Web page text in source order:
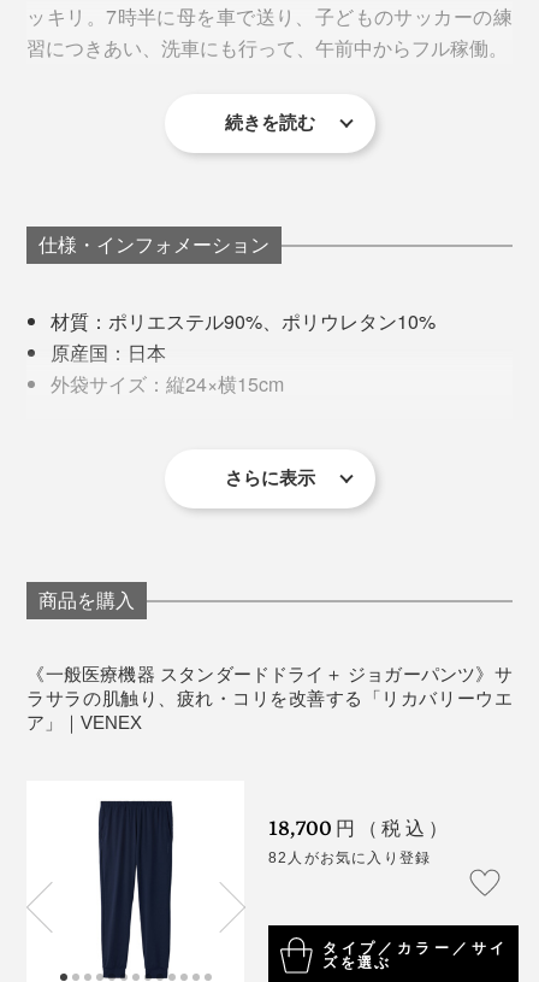
「リチャージ＋」同様、「スタンダードドライ＋」も伸
をやさしく包み、締めつけ感はありません。
「リチャージ＋ タイツ」が脚にフィットするのに対
ゆるっとしたシルエット。このまま宅配便の受け取りや
ゴミ出しもできる、ルームウエア的なデザインです。
ウエストは、お腹に食い込みにくい幅広ゴムとヒモ付
き。レディスタイプはゴム幅6cmで外側にヒモが出る仕
様、メンズタイプはゴム幅3cmでパンツの内側にヒモが
「PHT繊維」について、詳しくはこちら＞
逆に、着用を避けたいのが、家事・仕事・勉強など、頭
『VENEX』シリーズ一覧はこちら＞
ッキリ。7時半に母を車で送り、子どものサッカーの練
習につきあい、洗車にも行って、午前中からフル稼働。
いつも週末の朝はボ〜ッとしてなかなか動き出せないん
スクもするっとこなせたし。 寝る時に着るモノって大
切なんだなぁ」
試す前はかなり消極的だったのに、180度印象が転換。
ただ、柿山は肌にピッタリするものが苦手で、タイツは
という感想は出ませんでした。
私はむしろタイツが特にお気に入り。年齢とともに筋肉
が減ってきたせいか、寝る時に太ももやふくらはぎあた
りがスースー冷えるのですが、『VENEX』のタイツの
おかげで、ほかほか。こんなに薄い生地なのに不思議で
続きを読む
仕様・インフォメーション
材質：ポリエステル90%、ポリウレタン10%
原産国：日本
外袋サイズ：縦24×横15cm
さらに表示
商品を購入
《一般医療機器 スタンダードドライ＋ ジョガーパンツ》サ
ラサラの肌触り、疲れ・コリを改善する「リカバリーウエ
ア」｜VENEX
18,700 円（税込）
82人がお気に入り登録
タイプ／カラー／サイ
ズを選ぶ